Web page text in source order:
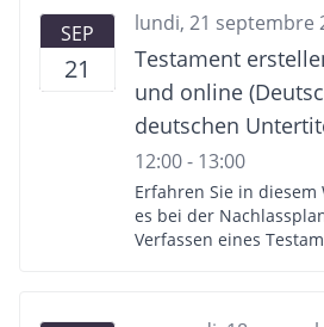
SEP
21
lundi, 21 septembre
Testament
und online
deutschen
12:00 - 13:00
Erfahren Sie in
es bei der
Verfassen eines